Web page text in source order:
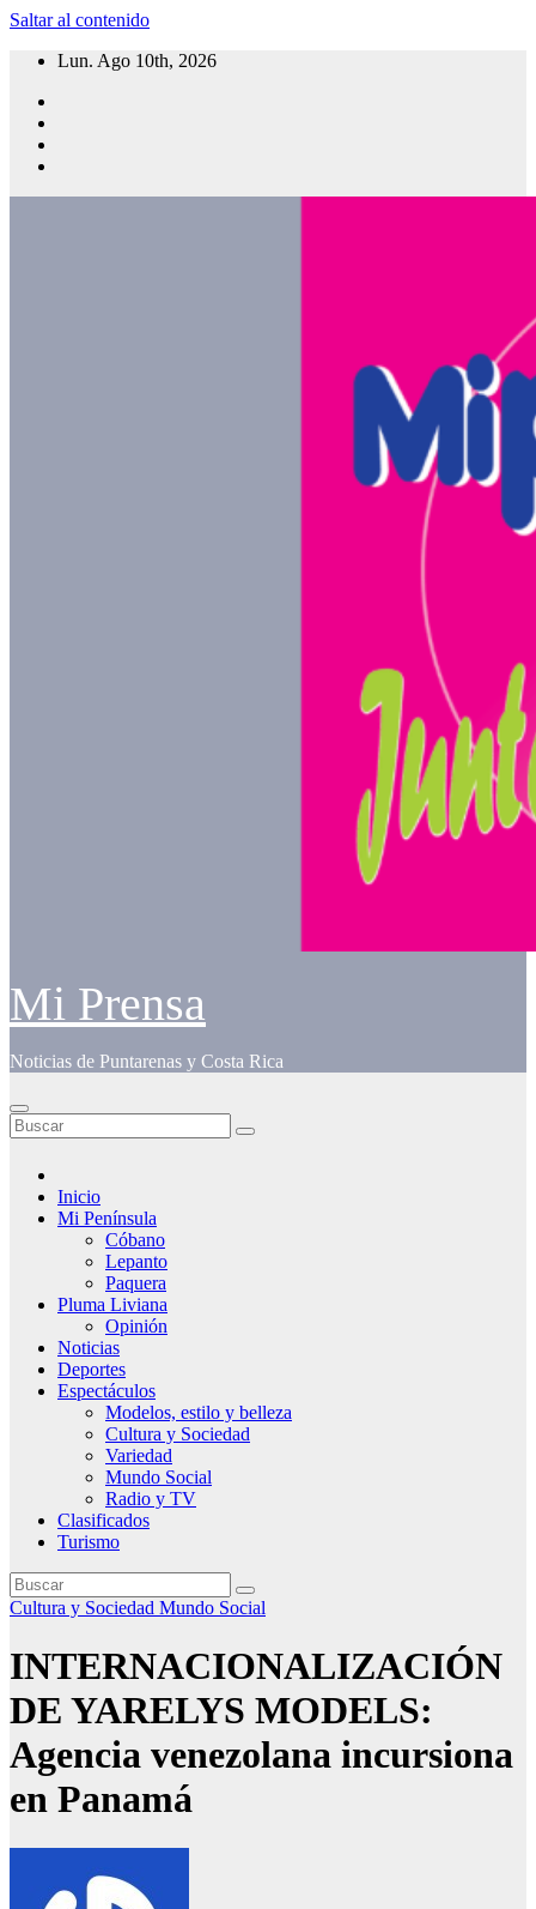
Saltar al contenido
Lun. Ago 10th, 2026
Mi Prensa
Noticias de Puntarenas y Costa Rica
Inicio
Mi Península
Cóbano
Lepanto
Paquera
Pluma Liviana
Opinión
Noticias
Deportes
Espectáculos
Modelos, estilo y belleza
Cultura y Sociedad
Variedad
Mundo Social
Radio y TV
Clasificados
Turismo
Cultura y Sociedad Mundo Social
INTERNACIONALIZACIÓN
DE YARELYS MODELS:
Agencia venezolana incursiona
en Panamá